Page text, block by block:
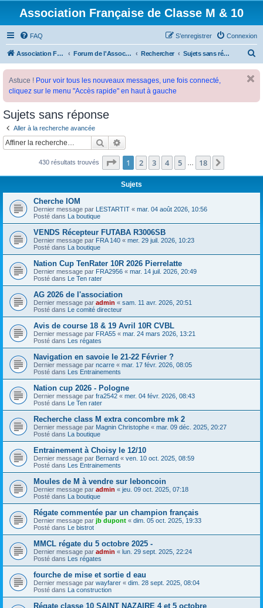
Association Française de Classe M & 10
FAQ Connexion
S’enregistrer
Association Française de Classe M Forum de l'Association Française de Classe M Rechercher Sujets sans réponse
Astuce ! Pour voir tous les nouveaux messages, une fois connecté,
cliquez sur le menu "Accès rapide" en haut à gauche
Sujets sans réponse
Aller à la recherche avancée
Rechercher
430 résultats trouvés Page 1sur18
1 2 3 4 5 18
Sujets
Cherche IOM
Dernier message par LESTARTIT « mar. 04 août 2026, 10:56
Posté dans La boutique
VENDS Récepteur FUTABA R3006SB
Dernier message par FRA 140 « mer. 29 juil. 2026, 10:23
Posté dans La boutique
Nation Cup TenRater 10R 2026 Pierrelatte
Dernier message par FRA2956 « mar. 14 juil. 2026, 20:49
Posté dans Le Ten rater
AG 2026 de l'association
Dernier message par admin « sam. 11 avr. 2026, 20:51
Posté dans Le comité directeur
Avis de course 18 & 19 Avril 10R CVBL
Dernier message par FRA55 « mar. 24 mars 2026, 13:21
Posté dans Les régates
Navigation en savoie le 21-22 Février ?
Dernier message par ncarre « mar. 17 févr. 2026, 08:05
Posté dans Les Entrainements
Nation cup 2026 - Pologne
Dernier message par fra2542 « mer. 04 févr. 2026, 08:43
Posté dans Le Ten rater
Recherche class M extra concombre mk 2
Dernier message par Magnin Christophe « mar. 09 déc. 2025, 20:27
Posté dans La boutique
Entrainement à Choisy le 12/10
Dernier message par Bernard « ven. 10 oct. 2025, 08:59
Posté dans Les Entrainements
Moules de M à vendre sur leboncoin
Dernier message par admin « jeu. 09 oct. 2025, 07:18
Posté dans La boutique
Régate commentée par un champion français
Dernier message par jb dupont « dim. 05 oct. 2025, 19:33
Posté dans Le bistrot
MMCL régate du 5 octobre 2025 -
Dernier message par admin « lun. 29 sept. 2025, 22:24
Posté dans Les régates
fourche de mise et sortie d eau
Dernier message par wayfarer « dim. 28 sept. 2025, 08:04
Posté dans La construction
Régate classe 10 SAINT NAZAIRE 4 et 5 octobre